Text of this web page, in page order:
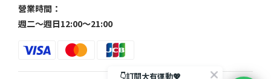
營業時間：
週二～週日12:00～21:00
👇訂閱大有運動💖